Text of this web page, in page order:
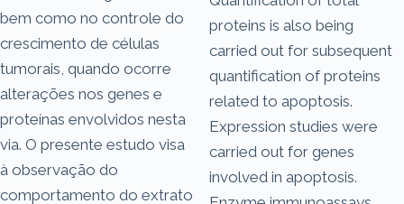
bem como no controle do
crescimento de células
tumorais, quando ocorre
alterações nos genes e
proteínas envolvidos nesta
via. O presente estudo visa
à observação do
comportamento do extrato
proteins is also being
carried out for subsequent
quantification of proteins
related to apoptosis.
Expression studies were
carried out for genes
involved in apoptosis.